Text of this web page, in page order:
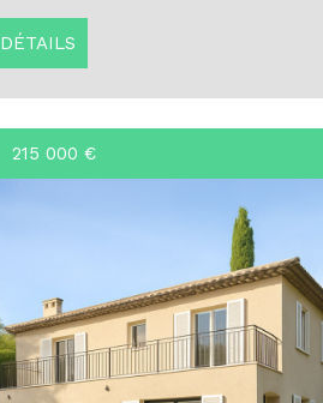
DÉTAILS
215 000 €